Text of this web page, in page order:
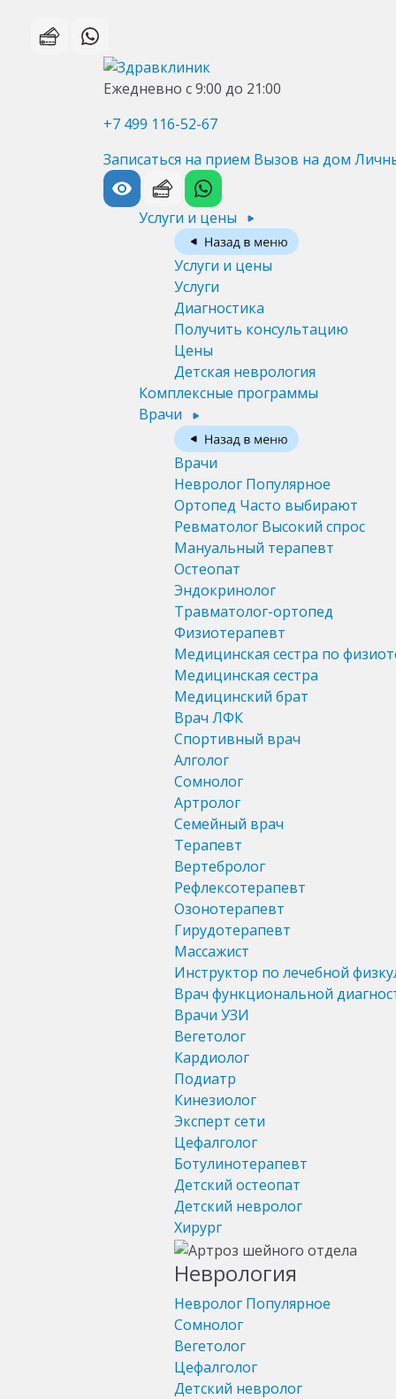
Ежедневно с 9:00 до 21:00
+7 499 116-52-67
Записаться на прием Вызов на дом
Услуги и цены
Услуги и цены
Услуги
Диагностика
Получить консультацию
Цены
Детская неврология
Комплексные программы
Врачи
Врачи
Невролог Популярное
Ортопед Часто выбирают
Ревматолог Высокий спрос
Мануальный терапевт
Остеопат
Эндокринолог
Травматолог-ортопед
Физиотерапевт
Медицинская сестра по
Медицинская сестра
Медицинский брат
Врач ЛФК
Спортивный врач
Алголог
Сомнолог
Артролог
Семейный врач
Терапевт
Вертебролог
Рефлексотерапевт
Озонотерапевт
Гирудотерапевт
Массажист
Инструктор по лечебной
Врач функциональной
Врачи УЗИ
Вегетолог
Кардиолог
Подиатр
Кинезиолог
Эксперт сети
Цефалголог
Ботулинотерапевт
Детский остеопат
Детский невролог
Хирург
Неврология
Невролог Популярное
Сомнолог
Вегетолог
Цефалголог
Детский невролог